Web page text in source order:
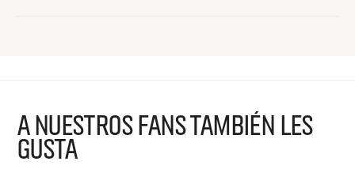
A NUESTROS FANS TAMBIÉN LES
GUSTA